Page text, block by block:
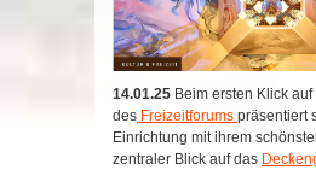
14.01.25 Beim ersten Klick
des Freizeitforums präsentiert
Einrichtung mit ihrem
zentraler Blick auf das